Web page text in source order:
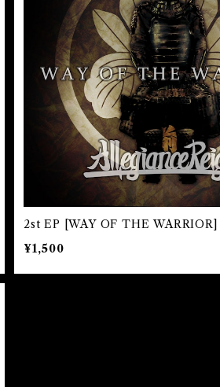
2st EP [WAY OF THE WARRIOR]
¥1,500